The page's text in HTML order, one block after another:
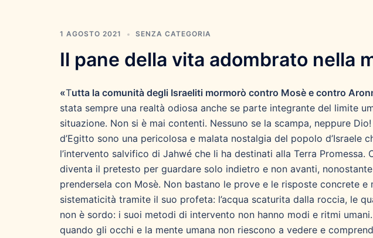
1 AGOSTO 2021 SENZA CATEGORIA
Il pane della vita adombrato nella
«Tutta la comunità degli Israeliti mormorò contro Mosè e contro
stata sempre una realtà odiosa anche se parte integrante del limite
situazione. Non si è mai contenti. Nessuno se la scampa, neppure
d’Egitto sono una pericolosa e malata nostalgia del popolo d’Israele
l’intervento salvifico di Jahwé che li ha destinati alla Terra
diventa il pretesto per guardare solo indietro e non avanti,
prendersela con Mosè. Non bastano le prove e le risposte concrete
sistematicità tramite il suo profeta: l’acqua scaturita dalla roccia, le
non è sordo: i suoi metodi di intervento non hanno modi e ritmi
quando gli occhi e la mente umana non riescono a vedere e